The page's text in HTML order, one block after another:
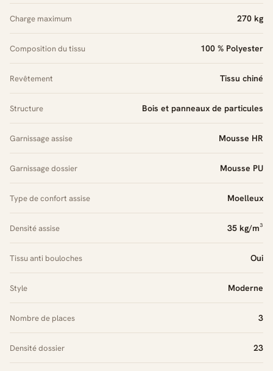
Charge maximum 270 kg
Composition du tissu 100 % Polyester
Revêtement Tissu chiné
Structure Bois et panneaux de particules
Garnissage assise Mousse HR
Garnissage dossier Mousse PU
Type de confort assise Moelleux
Densité assise 35 kg/m³
Tissu anti bouloches Oui
Style Moderne
Nombre de places 3
Densité dossier 23